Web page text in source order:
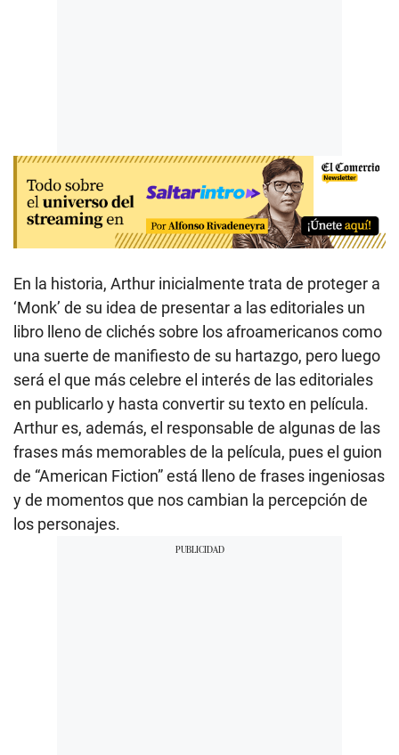
En la historia, Arthur inicialmente trata de proteger a
‘Monk’ de su idea de presentar a las editoriales un
libro lleno de clichés sobre los afroamericanos como
una suerte de manifiesto de su hartazgo, pero luego
será el que más celebre el interés de las editoriales
en publicarlo y hasta convertir su texto en película.
Arthur es, además, el responsable de algunas de las
frases más memorables de la película, pues el guion
de “American Fiction” está lleno de frases ingeniosas
y de momentos que nos cambian la percepción de
los personajes.